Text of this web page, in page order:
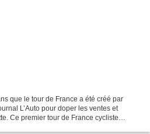
que le tour de France a été créé par
L’Auto pour doper les ventes et
Ce premier tour de France cycliste